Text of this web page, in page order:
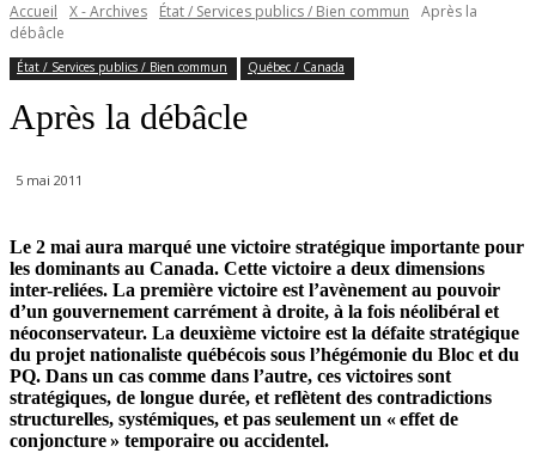
Accueil X - Archives État / Services publics / Bien commun
Après la
débâcle
État / Services publics / Bien commun Québec / Canada
Après la débâcle
5 mai 2011
Le 2 mai aura marqué une victoire stratégique importante pour
les dominants au Canada. Cette victoire a deux dimensions
inter-reliées. La première victoire est l’avènement au pouvoir
d’un gouvernement carrément à droite, à la fois néolibéral et
néoconservateur. La deuxième victoire est la défaite stratégique
du projet nationaliste québécois sous l’hégémonie du Bloc et du
PQ. Dans un cas comme dans l’autre, ces victoires sont
stratégiques, de longue durée, et reflètent des contradictions
structurelles, systémiques, et pas seulement un « effet de
conjoncture » temporaire ou accidentel.